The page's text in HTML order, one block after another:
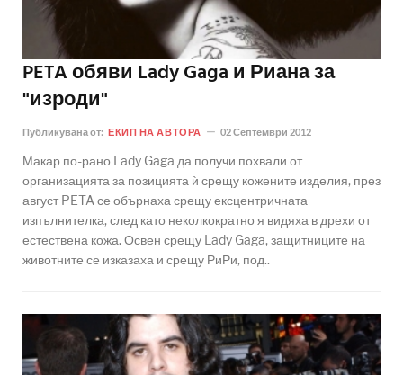
PETA обяви Lady Gaga и Риана за
"изроди"
Публикувана от: ЕКИП НА АВТОРА 02 Септември 2012
Макар по-рано Lady Gaga да получи похвали от
организацията за позицията ѝ срещу кожените изделия, през
август PETA се обърнаха срещу ексцентричната
изпълнителка, след като неколкократно я видяха в дрехи от
естествена кожа. Освен срещу Lady Gaga, защитниците на
животните се изказаха и срещу РиРи, под..